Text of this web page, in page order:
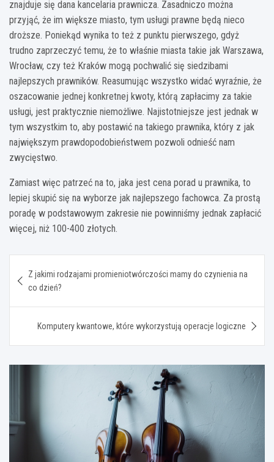
znajduje się dana kancelaria prawnicza. Zasadniczo można
przyjąć, że im większe miasto, tym usługi prawne będą nieco
droższe. Poniekąd wynika to też z punktu pierwszego, gdyż
trudno zaprzeczyć temu, że to właśnie miasta takie jak Warszawa,
Wrocław, czy też Kraków mogą pochwalić się siedzibami
najlepszych prawników. Reasumując wszystko widać wyraźnie, że
oszacowanie jednej konkretnej kwoty, którą zapłacimy za takie
usługi, jest praktycznie niemożliwe. Najistotniejsze jest jednak w
tym wszystkim to, aby postawić na takiego prawnika, który z jak
największym prawdopodobieństwem pozwoli odnieść nam
zwycięstwo.
Zamiast więc patrzeć na to, jaka jest cena porad u prawnika, to
lepiej skupić się na wyborze jak najlepszego fachowca. Za prostą
poradę w podstawowym zakresie nie powinniśmy jednak zapłacić
więcej, niż 100-400 złotych.
wpisu
Z jakimi rodzajami promieniotwórczości mamy do czynienia na
co dzień?
Komputery kwantowe, które wykorzystują operacje logiczne